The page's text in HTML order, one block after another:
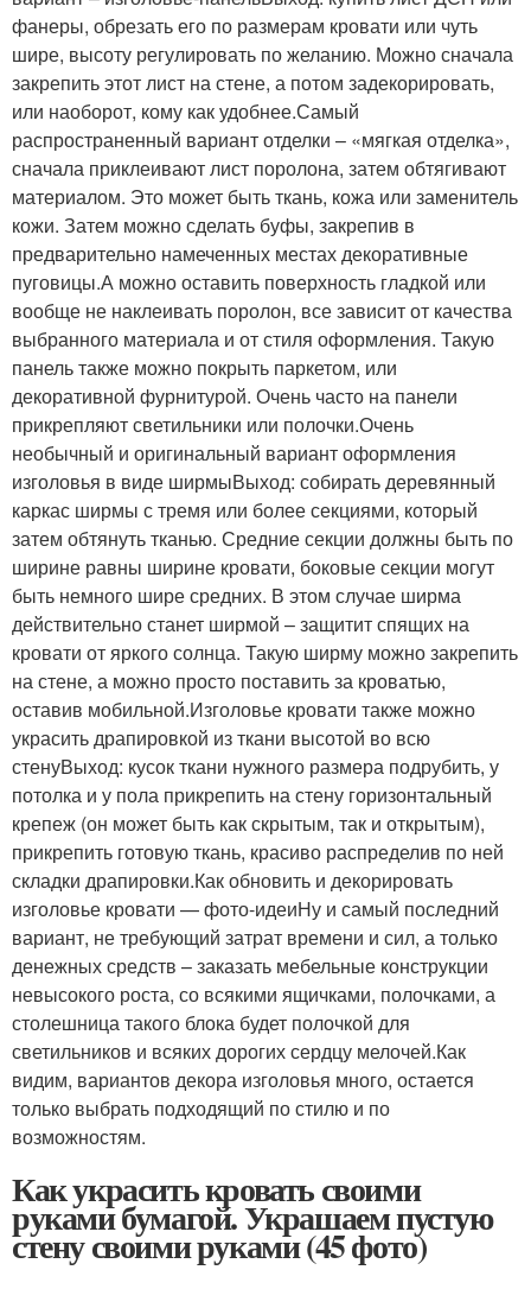
фанеры, обрезать его по размерам кровати или чуть
шире, высоту регулировать по желанию. Можно сначала
закрепить этот лист на стене, а потом задекорировать,
или наоборот, кому как удобнее.Самый
распространенный вариант отделки – «мягкая отделка»,
сначала приклеивают лист поролона, затем обтягивают
материалом. Это может быть ткань, кожа или заменитель
кожи. Затем можно сделать буфы, закрепив в
предварительно намеченных местах декоративные
пуговицы.А можно оставить поверхность гладкой или
вообще не наклеивать поролон, все зависит от качества
выбранного материала и от стиля оформления. Такую
панель также можно покрыть паркетом, или
декоративной фурнитурой. Очень часто на панели
прикрепляют светильники или полочки.Очень
необычный и оригинальный вариант оформления
изголовья в виде ширмыВыход: собирать деревянный
каркас ширмы с тремя или более секциями, который
затем обтянуть тканью. Средние секции должны быть по
ширине равны ширине кровати, боковые секции могут
быть немного шире средних. В этом случае ширма
действительно станет ширмой – защитит спящих на
кровати от яркого солнца. Такую ширму можно закрепить
на стене, а можно просто поставить за кроватью,
оставив мобильной.Изголовье кровати также можно
украсить драпировкой из ткани высотой во всю
стенуВыход: кусок ткани нужного размера подрубить, у
потолка и у пола прикрепить на стену горизонтальный
крепеж (он может быть как скрытым, так и открытым),
прикрепить готовую ткань, красиво распределив по ней
складки драпировки.Как обновить и декорировать
изголовье кровати — фото-идеиНу и самый последний
вариант, не требующий затрат времени и сил, а только
денежных средств – заказать мебельные конструкции
невысокого роста, со всякими ящичками, полочками, а
столешница такого блока будет полочкой для
светильников и всяких дорогих сердцу мелочей.Как
видим, вариантов декора изголовья много, остается
только выбрать подходящий по стилю и по
возможностям.
Как украсить кровать своими
руками бумагой. Украшаем пустую
стену своими руками (45 фото)